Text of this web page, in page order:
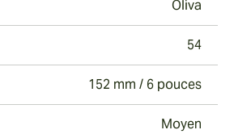
Oliva
54
152 mm / 6 pouces
Moyen